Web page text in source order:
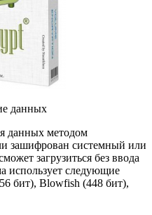
данных
данных методом
зашифрован системный или
загрузиться без ввода
использует следующие
бит), Blowfish (448 бит),